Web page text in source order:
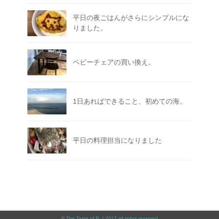
平日の夜ごはんがさらにシンプルにな
りました。
ベビーチェアの買い換え。
1日あればできること、初めての海。
平日の料理担当になりました